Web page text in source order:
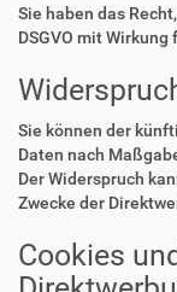
Sie haben das
DSGVO mit
Sie können der
Daten nach
Der Widerspruch
Zwecke der
Cookies